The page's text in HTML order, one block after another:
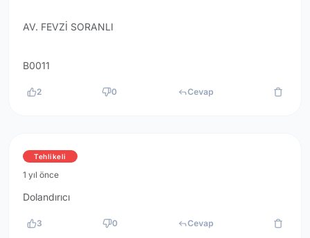
AV. FEVZİ SORANLI
B0011
2 0 Cevap
Tehlikeli
1 yıl önce
Dolandırıcı
3 0 Cevap